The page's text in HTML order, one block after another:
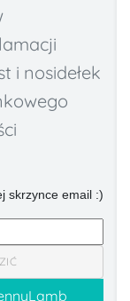
i nosidełek
skrzynce email :)